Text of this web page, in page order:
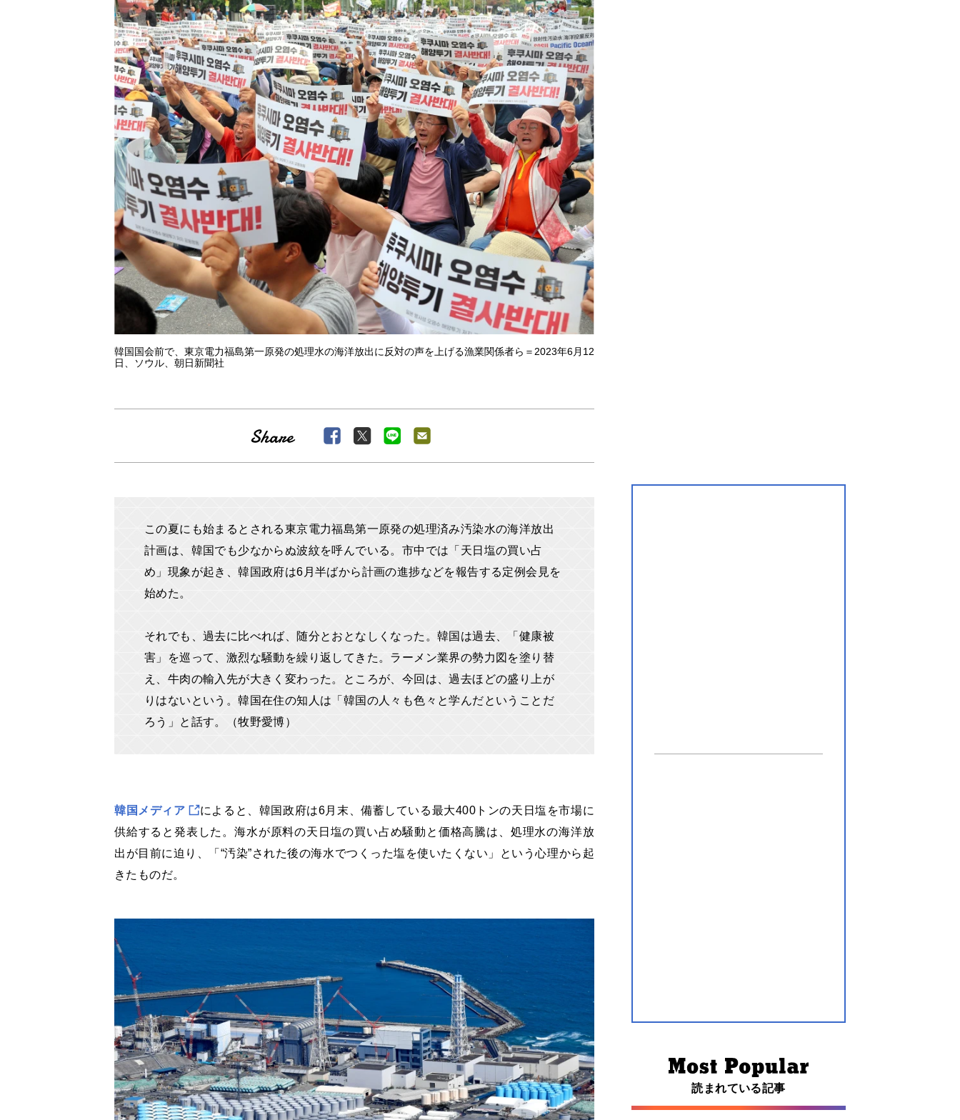
韓国国会前で、東京電力福島第一原発の処理水の海洋放出に反対の声を上げる漁業関係者ら＝2023年6月12
日、ソウル、朝日新聞社
この夏にも始まるとされる東京電力福島第一原発の処理済み汚染水の海洋放出
計画は、韓国でも少なからぬ波紋を呼んでいる。市中では「天日塩の買い占
め」現象が起き、韓国政府は6月半ばから計画の進捗などを報告する定例会見を
始めた。
それでも、過去に比べれば、随分とおとなしくなった。韓国は過去、「健康被
害」を巡って、激烈な騒動を繰り返してきた。ラーメン業界の勢力図を塗り替
え、牛肉の輸入先が大きく変わった。ところが、今回は、過去ほどの盛り上が
りはないという。韓国在住の知人は「韓国の人々も色々と学んだということだ
ろう」と話す。（牧野愛博）
韓国メディア によると、韓国政府は6月末、備蓄している最大400 トンの天日塩を市場に
供給すると発表した。海水が原料の天日塩の買い占め騒動と価格高騰は、処理水の海洋放
出が目前に迫り、「“汚染”された後の海水でつくった塩を使いたくない」という心理から起
きたものだ。
読まれている記事